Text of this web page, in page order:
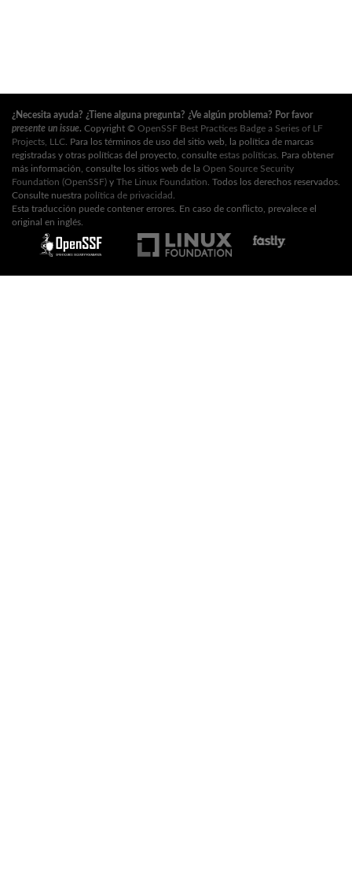
¿Necesita ayuda? ¿Tiene alguna pregunta? ¿Ve algún problema? Por favor
presente un issue. Copyright © OpenSSF Best Practices Badge a Series of LF
Projects, LLC . Para los términos de uso del sitio web, la política de marcas
registradas y otras políticas del proyecto, consulte estas políticas . Para obtener
más información, consulte los sitios web de la Open Source Security
Foundation (OpenSSF) y The Linux Foundation . Todos los derechos reservados.
Consulte nuestra política de privacidad
Esta traducción puede contener errores. En caso de conflicto, prevalece el
original en inglés.